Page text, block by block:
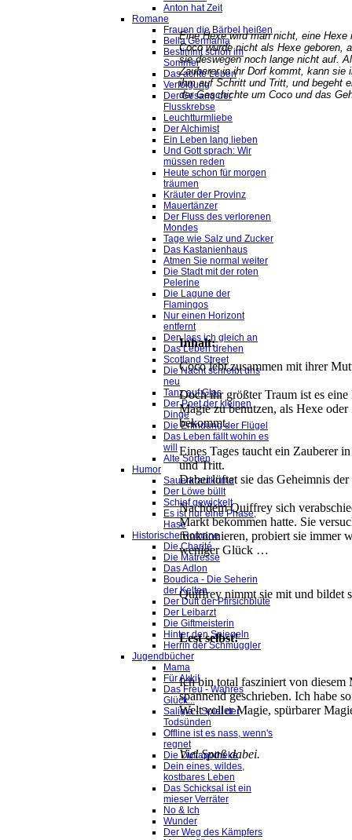
Anton hat Zeit
Romane
Frauen die Bärbel heißen
Bella Germania
Bestimmt schön im
Sommer
Das achte Leben
Verfolgung
Der Gesang der
Flusskrebse
Leuchtturmliebe
Der Alchimist
Ein Leben lang lieben
Und Gott sprach: Wir
müssen reden
Heute schon für morgen
träumen
Kräuter der Provinz
Mauertänzer
Der Fluss des verlorenen
Mondes
Tage wie Salz und Zucker
Das Kastanienhaus
Atmen Sie normal weiter
Die Stadt mit der roten
Pelerine
Die Lagune der
Flamingos
Nur einen Horizont
entfernt
Den lass ich gleich an
Das Leben drehen
Scotland Street
Die Nacht schreibt uns
neu
Tanz auf Glas
Der Poet der kleinen
Dinge
Die Erfindung der Flügel
Das Leben fällt wohin es
will
Alte Sorten
Humor
Sauerkrautkoma
Der Löwe büllt
Schief gewickelt
Es ist nur eine Phase,
Hase
Historische Romane
Die Charité
Die Mätresse
Das Adlon
Boudica - Die Seherin
der Kelten
Der Duft der Pfirsichblüte
Der Leibarzt
Die Giftmeisterin
Hinter den Spiegeln
Herrin der Schmuggler
Jugendbücher
Mama
Für Akki!
Das Freu - Wahres
Glück...
Saligia - Spiel der
Todsünden
Offline ist es nass, wenn's
regnet
Die Duftapotheke
Dein eines, wildes,
kostbares Leben
Das Schicksal ist ein
mieser Verräter
No & Ich
Wunder
Der Weg des Kämpfers
Eine Hexe wird man nicht, eine
Coco wurde nicht als Hexe geboren,
sie deswegen noch lange nicht auf.
Zauberer in ihr Dorf kommt, kann
ihm auf Schritt und Tritt, und begeht
der Geschichte um Coco und das
Inhalt:
Coco lebt zusammen mit ihrer
Doch ihr größter Traum ist es
Magie zu benutzen, als Hexe
bekommt.
Eines Tages taucht ein Zauberer
und Tritt.
Dabei lüftet sie das Geheimnis
Nachdem Quiffrey sich
Markt bekommen hatte. Sie
funktionieren, probiert sie immer
weniger Glück …
Quiffrey nimmt sie mit und bildet
Lest selbst!
Ich bin total fasziniert von diesem
spannend geschrieben. Ich habe
Welt voller Magie, spürbarer
Viel Spaß dabei.